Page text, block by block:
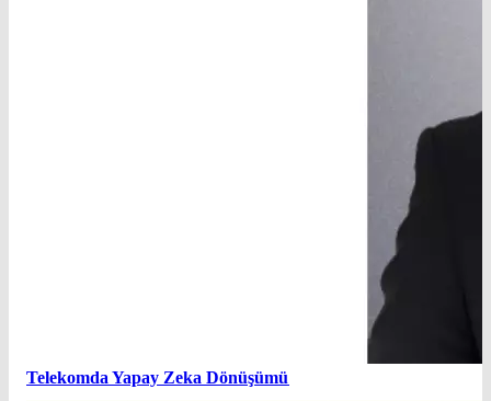
Telekomda Yapay Zeka Dönüşümü